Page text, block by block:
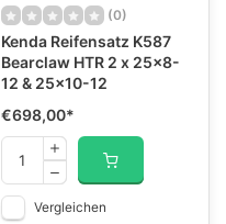
(0)
Kenda Reifensatz K587
Bearclaw HTR 2 x 25x8-
12 & 25x10-12
€698,00*
Vergleichen